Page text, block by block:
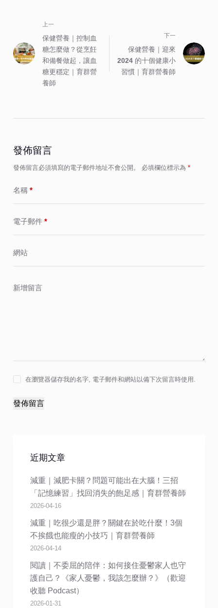
上一
保健營養｜控制血
糖怎麼做？從烹飪
和備餐做起，讓血
糖更穩定｜育群營
養師
下一
保健營養｜迎來
2024 的十個健康小
習慣｜育群營養師
發佈留言
發佈留言必須填寫的電子郵件地址不會公開。 必填欄位標示為 *
名稱*
電子郵件*
網站
新增留言
在瀏覽器儲存我的名字, 電子郵件和網站以備下次留言時使用.
發佈留言
近期文章
減重｜減肥卡關？問題可能出在大腦！三招
「記憶練習」找回消失的飽足感｜育群營養師
2026-04-16
減重｜吃很少還是胖？關鍵在於吃什麼！3個
不挨餓也能瘦的小技巧｜育群營養師
2026-04-14
閱讀｜不委屈的陪伴：如何接住憂鬱家人也守
護自己？《家人憂鬱，我該怎麼辦？》（歡迎
收聽 Podcast）
2026-01-31